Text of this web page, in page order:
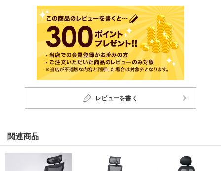
レビューを書く
関連商品